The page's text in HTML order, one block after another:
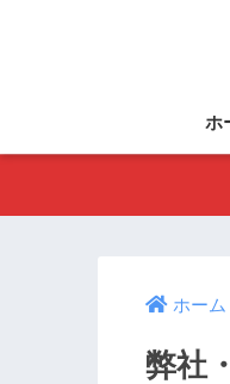
ホ
ホーム
弊社